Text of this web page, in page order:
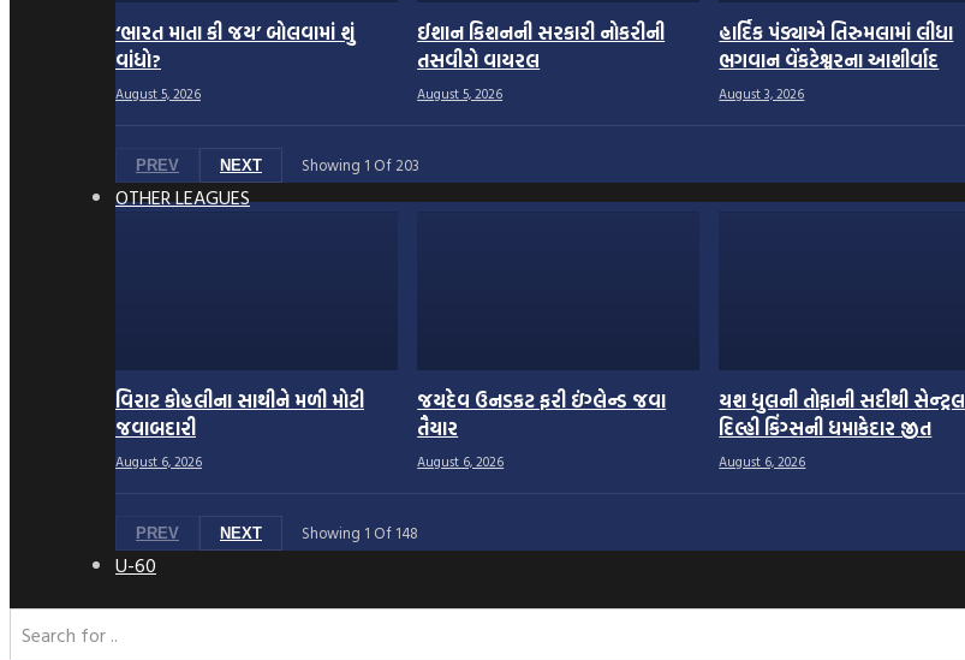
‘ભારત માતા કી જય’ બોલવામાં શું
વાંધો?
August 5, 2026
ઈશાન કિશનની સરકારી નોકરીની
તસવીરો વાયરલ
August 5, 2026
હાર્દિક પંડ્યાએ તિરુમલામાં લીધા
ભગવાન વેંકટેશ્વરના આશીર્વાદ
August 3, 2026
PREV NEXT Showing 1 Of 203
OTHER LEAGUES
વિરાટ કોહલીના સાથીને મળી મોટી
જવાબદારી
August 6, 2026
જયદેવ ઉનડકટ ફરી ઇંગ્લેન્ડ જવા
તૈયાર
August 6, 2026
યશ ધુલની તોફાની સદીથી સેન્ટ્રલ
દિલ્હી કિંગ્સની ધમાકેદાર જીત
August 6, 2026
PREV NEXT Showing 1 Of 148
U-60